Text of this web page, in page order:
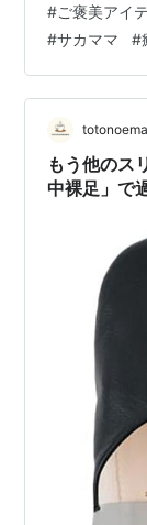
も支柱となっ
褒美』が必要
ら、今週末も
手元にあるだ
やかになり
族のためじ
#ご褒美アイ
#サカママ #
もう他のス
中裸足」で